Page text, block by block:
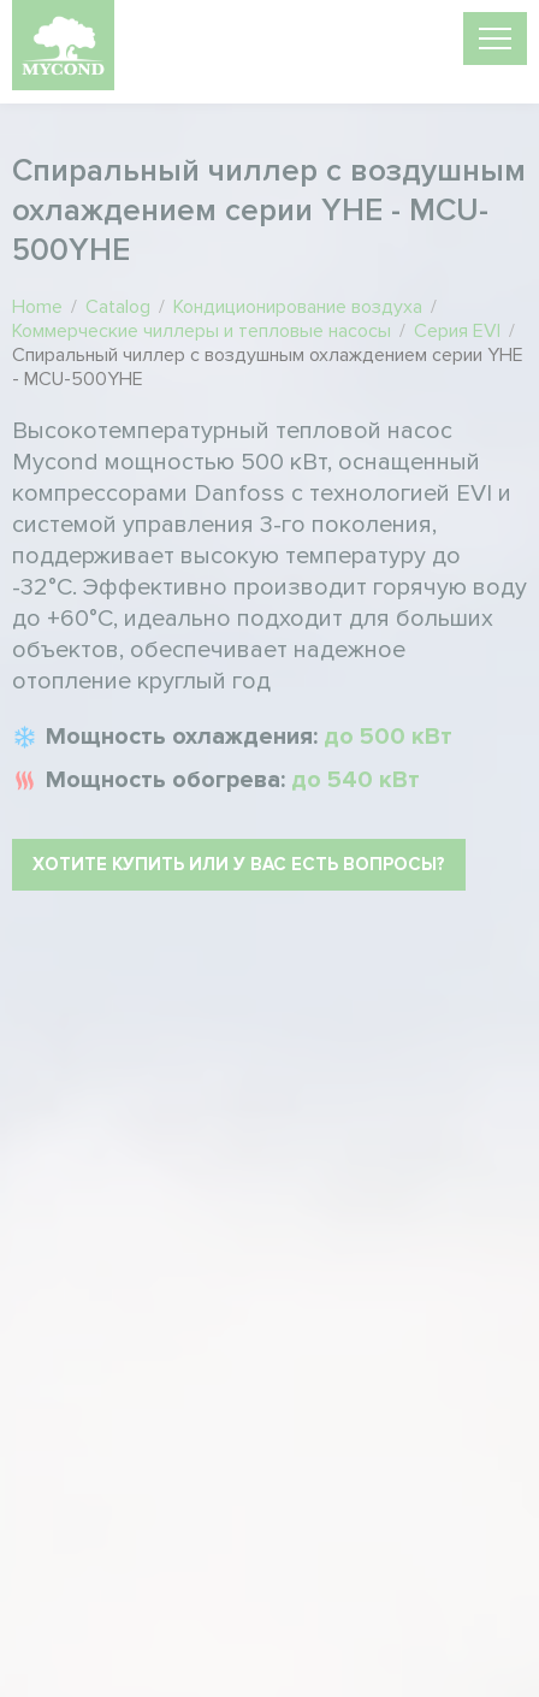
Спиральный чиллер с воздушным
охлаждением серии YHE - MCU-
500YHE
Home / Catalog / Кондиционирование воздуха /
Коммерческие чиллеры и тепловые насосы / Серия EVI /
Спиральный чиллер с воздушным охлаждением серии YHE
- MCU-500YHE
Высокотемпературный тепловой насос
Mycond мощностью 500 кВт, оснащенный
компрессорами Danfoss с технологией EVI и
системой управления 3-го поколения,
поддерживает высокую температуру до
-32°C. Эффективно производит горячую воду
до +60°C, идеально подходит для больших
объектов, обеспечивает надежное
отопление круглый год
Мощность охлаждения: до 500 кВт
Мощность обогрева: до 540 кВт
ХОТИТЕ КУПИТЬ ИЛИ У ВАС ЕСТЬ ВОПРОСЫ?